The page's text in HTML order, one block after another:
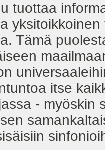
tuottaa
Tämä
itse
- myöskin